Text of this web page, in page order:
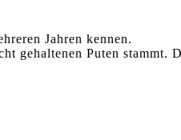
Jahren kennen.
gehaltenen Puten